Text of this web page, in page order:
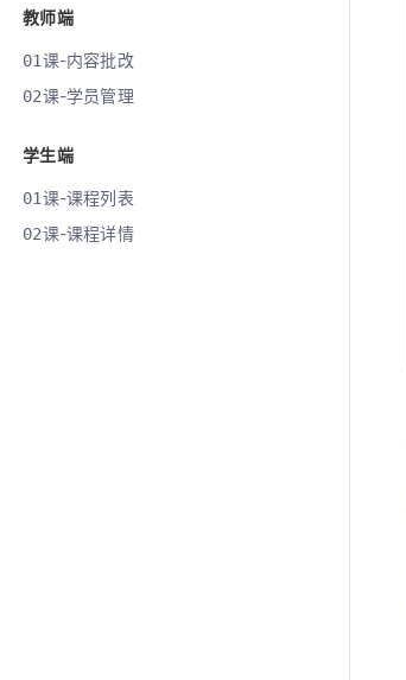
教师端
01课-内容批改
02课-学员管理
学生端
01课-课程列表
02课-课程详情